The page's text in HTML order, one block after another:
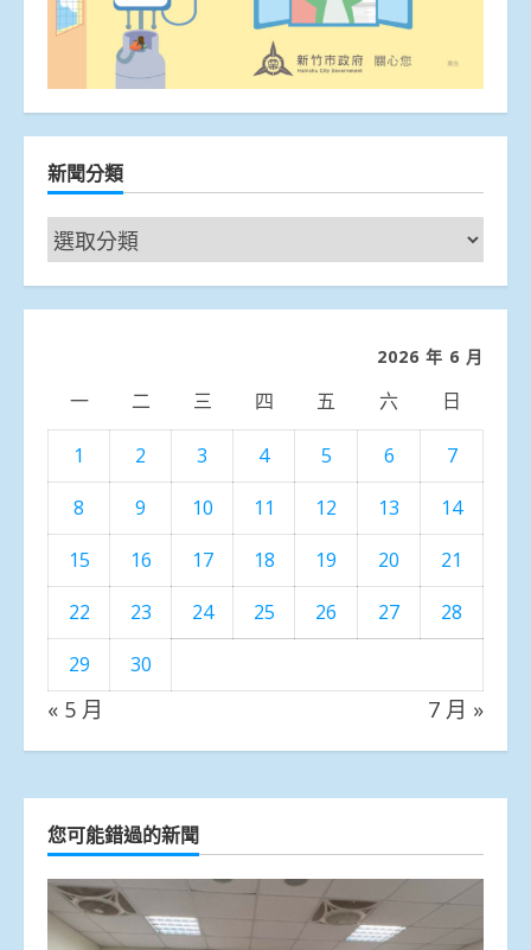
新聞分類
新
聞
分
2026 年 6 月
一 二 三 四 五 六 日
1 2 3 4 5 6
7
8
9 10 11 12 13
14
15
16 17 18 19 20
21
22
23 24 25 26 27
28
29
30
« 5 月 7 月 »
您可能錯過的新聞